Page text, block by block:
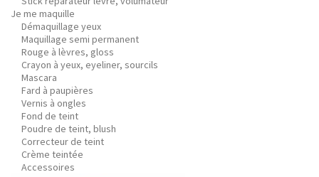
Je me maquille
Démaquillage yeux
Maquillage semi permanent
Rouge à lèvres, gloss
Crayon à yeux, eyeliner, sourcils
Mascara
Fard à paupières
Vernis à ongles
Fond de teint
Poudre de teint, blush
Correcteur de teint
Crème teintée
Accessoires